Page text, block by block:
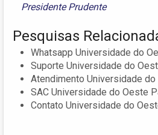
Presidente Prudente
Pesquisas
Whatsapp Universidade do
Suporte Universidade do
Atendimento Universidade
SAC Universidade do Oeste
Contato Universidade do